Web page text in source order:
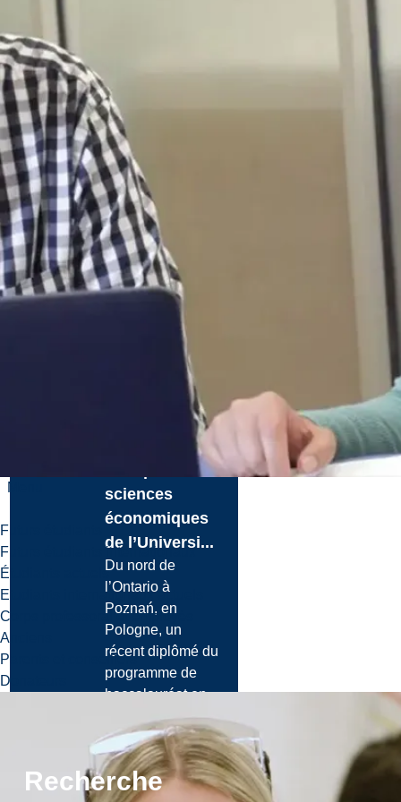
Menu
Futurs étudiants
Futurs étudiants internationaux
Étudiants actuels
Etudiants internationaux actuels
Corps professoral et employés
Anciens
Parents et conseillers
Donateurs
Recherche
RoboWor...
Les Équipes de
robotique de
l’Université
Laurentienne
(SnoBots) ont
remporté divers
titres internati...
Le 29 jui., 2026
En savoir plus
De la scène
internationale
supérieures :
un diplômé en
sciences
économiques
de l’Universi...
Du nord de
l’Ontario à
Poznań, en
Pologne, un
récent diplômé du
programme de
baccalauréat en
Le 28 jui., 2026
En savoir plus